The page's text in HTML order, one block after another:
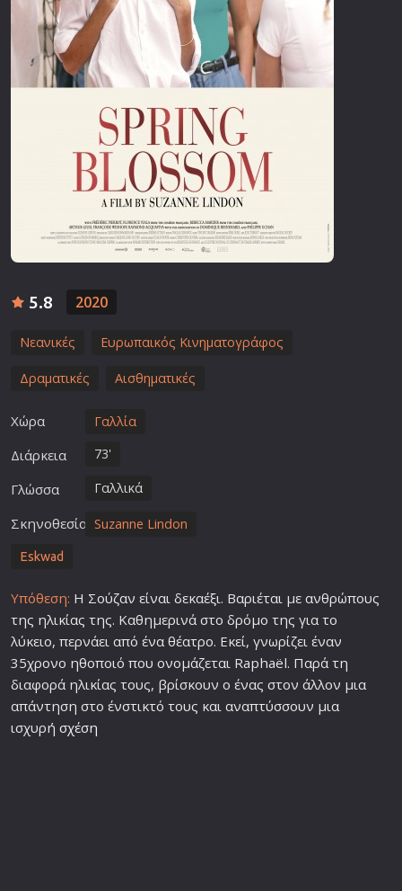
5.8 2020
Νεανικές Ευρωπαικός Κινηματογράφος
Δραματικές Αισθηματικές
Χώρα Γαλλία
Διάρκεια 73'
Γλώσσα Γαλλικά
Σκηνοθεσία Suzanne Lindon
Eskwad
Υπόθεση: Η Σούζαν είναι δεκαέξι. Βαριέται με ανθρώπους
της ηλικίας της. Καθημερινά στο δρόμο της για το
λύκειο, περνάει από ένα θέατρο. Εκεί, γνωρίζει έναν
35χρονο ηθοποιό που ονομάζεται Raphaël. Παρά τη
διαφορά ηλικίας τους, βρίσκουν ο ένας στον άλλον μια
απάντηση στο ένστικτό τους και αναπτύσσουν μια
ισχυρή σχέση